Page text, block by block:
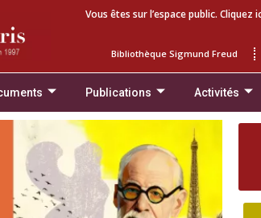
Vous êtes sur l’espace public.
Bibliothèque Sigmund Freud
Publications Activités